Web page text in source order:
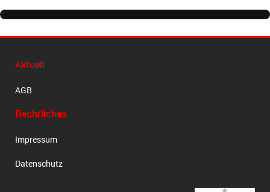
Aktuell
AGB
Rechtliches
Impressum
Datenschutz